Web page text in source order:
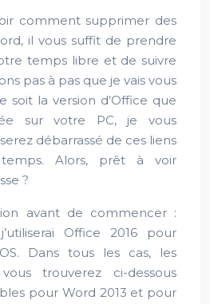
comment supprimer des
il vous suffit de prendre
temps libre et de suivre
pas à pas que je vais vous
soit la version d’Office que
sur votre PC, je vous
débarrassé de ces liens
Alors, prêt à voir
?
avant de commencer :
Office 2016 pour
Dans tous les cas, les
trouverez ci-dessous
pour Word 2013 et pour